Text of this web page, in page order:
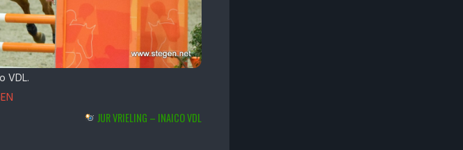
VDL.
JUR VRIELING – INAICO VDL